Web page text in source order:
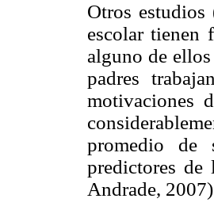
Otros
escolar tienen
alguno de
padres
motivaciones
promedio de
predictores de
Andrade,